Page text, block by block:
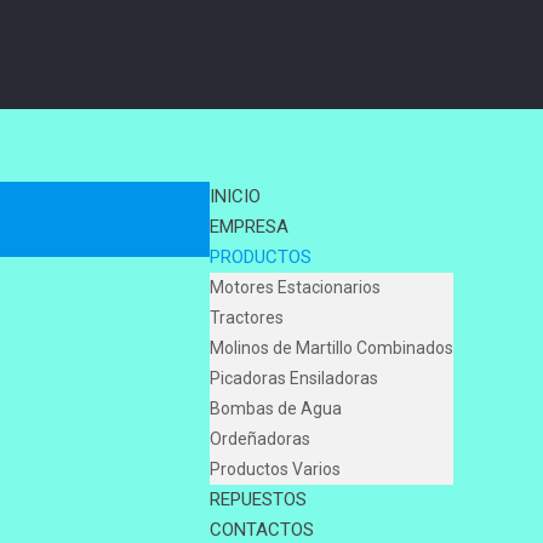
INICIO
EMPRESA
PRODUCTOS
Motores Estacionarios
Tractores
Molinos de Martillo Combinados
Picadoras Ensiladoras
Bombas de Agua
Ordeñadoras
Productos Varios
REPUESTOS
CONTACTOS